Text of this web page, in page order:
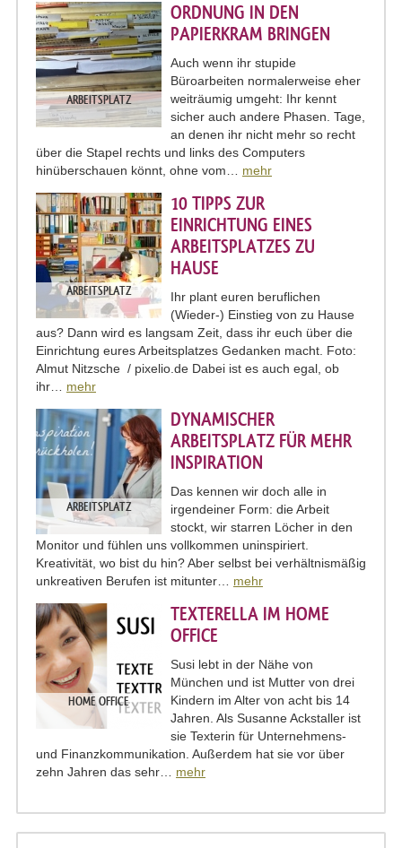
ARBEITSPLATZ
ORDNUNG IN DEN
PAPIERKRAM BRINGEN
Auch wenn ihr stupide
Büroarbeiten normalerweise eher
weiträumig umgeht: Ihr kennt
sicher auch andere Phasen. Tage,
an denen ihr nicht mehr so recht
über die Stapel rechts und links des Computers
hinüberschauen könnt, ohne vom… mehr
ARBEITSPLATZ
10 TIPPS ZUR
EINRICHTUNG EINES
ARBEITSPLATZES ZU
HAUSE
Ihr plant euren beruflichen
(Wieder-) Einstieg von zu Hause
aus? Dann wird es langsam Zeit, dass ihr euch über die
Einrichtung eures Arbeitsplatzes Gedanken macht. Foto:
Almut Nitzsche / pixelio.de Dabei ist es auch egal, ob
ihr… mehr
ARBEITSPLATZ
DYNAMISCHER
ARBEITSPLATZ FÜR MEHR
INSPIRATION
Das kennen wir doch alle in
irgendeiner Form: die Arbeit
stockt, wir starren Löcher in den
Monitor und fühlen uns vollkommen uninspiriert.
Kreativität, wo bist du hin? Aber selbst bei verhältnismäßig
unkreativen Berufen ist mitunter… mehr
HOME OFFICE
TEXTERELLA IM HOME
OFFICE
Susi lebt in der Nähe von
München und ist Mutter von drei
Kindern im Alter von acht bis 14
Jahren. Als Susanne Ackstaller ist
sie Texterin für Unternehmens-
und Finanzkommunikation. Außerdem hat sie vor über
zehn Jahren das sehr… mehr